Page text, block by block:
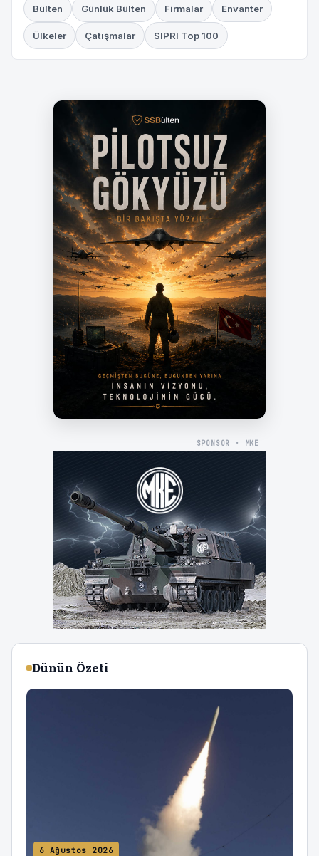
Bülten Günlük Bülten Firmalar Envanter
Ülkeler Çatışmalar SIPRI Top 100
SPONSOR · MKE
Dünün Özeti
6 Ağustos 2026